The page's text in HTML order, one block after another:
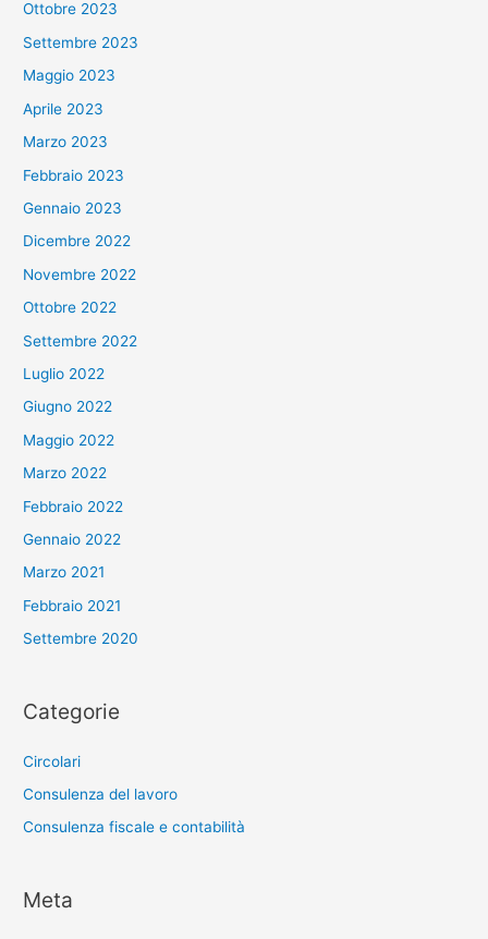
Ottobre 2023
Settembre 2023
Maggio 2023
Aprile 2023
Marzo 2023
Febbraio 2023
Gennaio 2023
Dicembre 2022
Novembre 2022
Ottobre 2022
Settembre 2022
Luglio 2022
Giugno 2022
Maggio 2022
Marzo 2022
Febbraio 2022
Gennaio 2022
Marzo 2021
Febbraio 2021
Settembre 2020
Categorie
Circolari
Consulenza del lavoro
Consulenza fiscale e contabilità
Meta